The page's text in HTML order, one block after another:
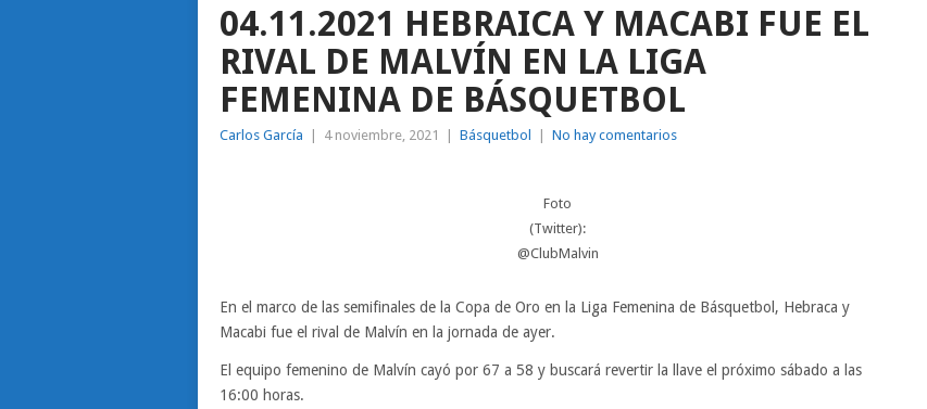
04.11.2021 HEBRAICA Y MACABI FUE EL
RIVAL DE MALVÍN EN LA LIGA
FEMENINA DE BÁSQUETBOL
Carlos García 4 noviembre, 2021 Básquetbol No hay comentarios
Foto
(Twitter):
@ClubMalvin
En el marco de las semifinales de la Copa de Oro en la Liga Femenina de Básquetbol, Hebraca y
Macabi fue el rival de Malvín en la jornada de ayer.
El equipo femenino de Malvín cayó por 67 a 58 y buscará revertir la llave el próximo sábado a las
16:00 horas.